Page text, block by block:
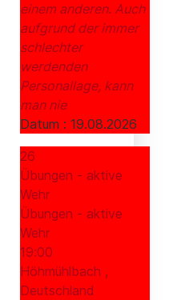
einem anderen. Auch
aufgrund der immer
schlechter
werdenden
Personallage, kann
man nie
Datum : 19.08.2026
26
Übungen - aktive
Wehr
Übungen - aktive
Wehr
19:00
Höhmühlbach ,
Deutschland